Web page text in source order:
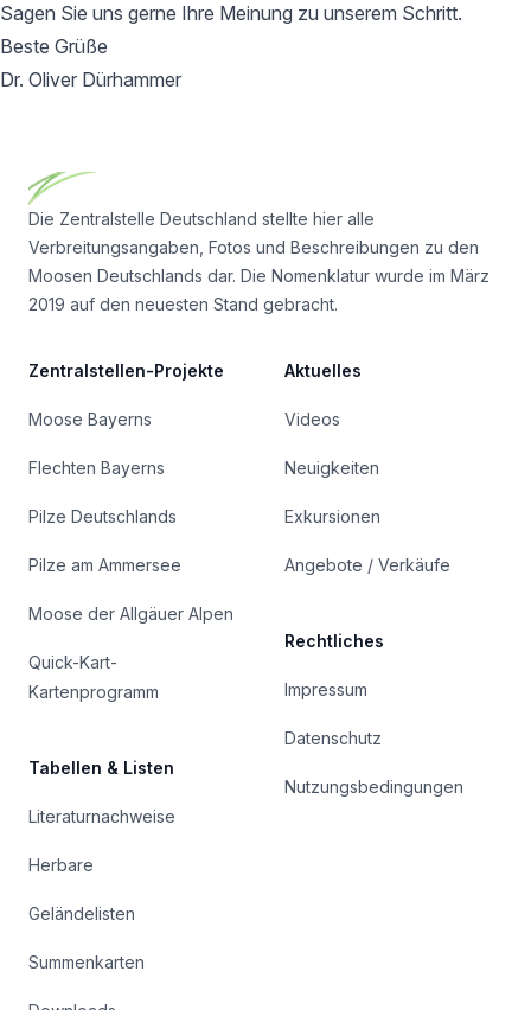
Sagen Sie uns gerne Ihre Meinung zu unserem Schritt.
Beste Grüße
Dr. Oliver Dürhammer
Die Zentralstelle Deutschland stellte hier alle
Verbreitungsangaben, Fotos und Beschreibungen zu den
Moosen Deutschlands dar. Die Nomenklatur wurde im März
2019 auf den neuesten Stand gebracht.
Zentralstellen-Projekte
Moose Bayerns
Flechten Bayerns
Pilze Deutschlands
Pilze am Ammersee
Moose der Allgäuer Alpen
Quick-Kart-
Kartenprogramm
Tabellen & Listen
Literaturnachweise
Herbare
Geländelisten
Summenkarten
Aktuelles
Videos
Neuigkeiten
Exkursionen
Angebote / Verkäufe
Rechtliches
Impressum
Datenschutz
Nutzungsbedingungen